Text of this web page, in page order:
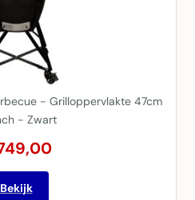
- Grilloppervlakte 47cm
- Zwart
Bekijk